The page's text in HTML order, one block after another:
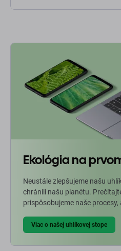
Ekológia na
Neustále zlepšujeme našu
chránili našu planétu.
prispôsobujeme naše
Viac o našej uhlíkovej stope